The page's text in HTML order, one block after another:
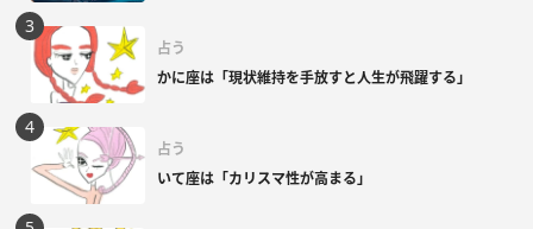
占う
かに座は「現状維持を手放すと人生が飛躍する」
占う
いて座は「カリスマ性が高まる」